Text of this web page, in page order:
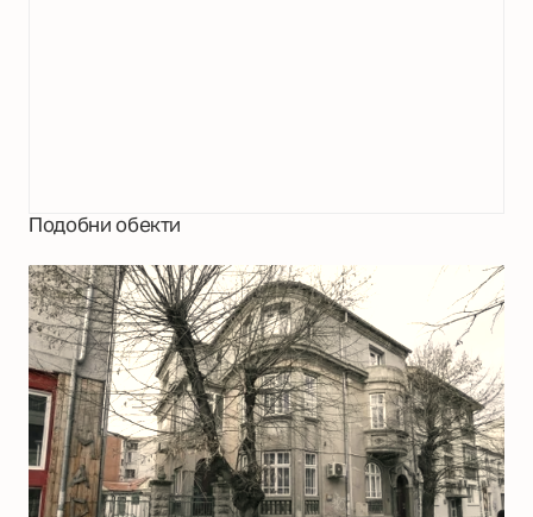
Подобни обекти